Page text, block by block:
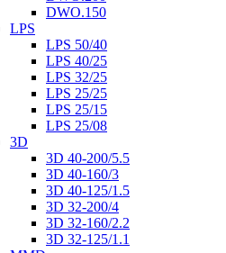
DWO.150
LPS
LPS 50/40
LPS 40/25
LPS 32/25
LPS 25/25
LPS 25/15
LPS 25/08
3D
3D 40-200/5.5
3D 40-160/3
3D 40-125/1.5
3D 32-200/4
3D 32-160/2.2
3D 32-125/1.1